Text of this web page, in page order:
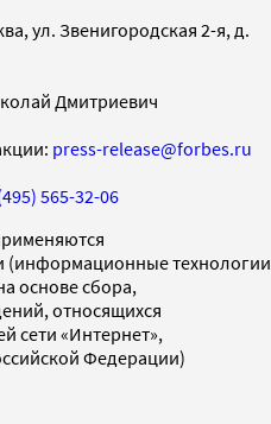
ул. Звенигородская 2-я, д.
Дмитриевич
press-release@forbes.ru
565-32-06
(информационные технологии
основе сбора,
относящихся
сети «Интернет»,
Федерации)